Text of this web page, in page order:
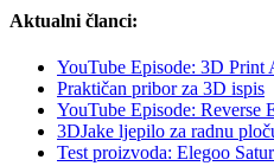
Aktualni članci:
YouTube Episode: 3D Print
Praktičan pribor za 3D ispis
YouTube Episode: Reverse
3DJake ljepilo za radnu
Test proizvoda: Elegoo